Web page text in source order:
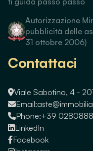
Autorizzazione
pubblicità delle
31 ottobre 2006)
Contattaci
Viale Sabotino, 4 -
Email:
Phone:+39
LinkedIn
Facebook